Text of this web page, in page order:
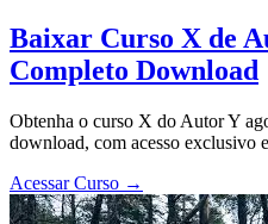
Baixar Curso X de
Completo Download
Obtenha o curso X do Autor Y
download, com acesso exclusivo
Acessar Curso →